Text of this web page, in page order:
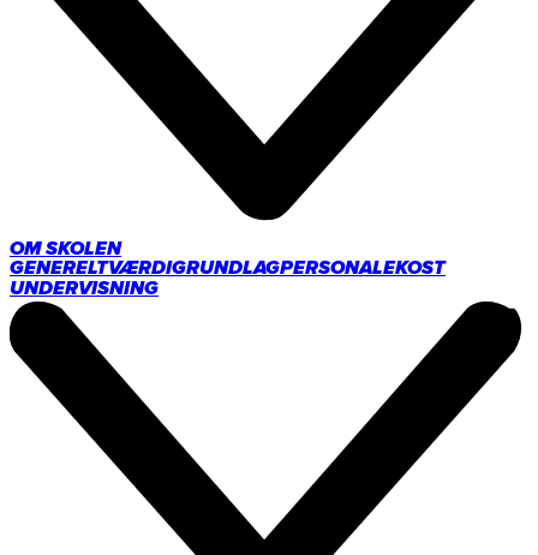
OM SKOLEN
GENERELTVÆRDIGRUNDLAGPERSONALEKOST
UNDERVISNING